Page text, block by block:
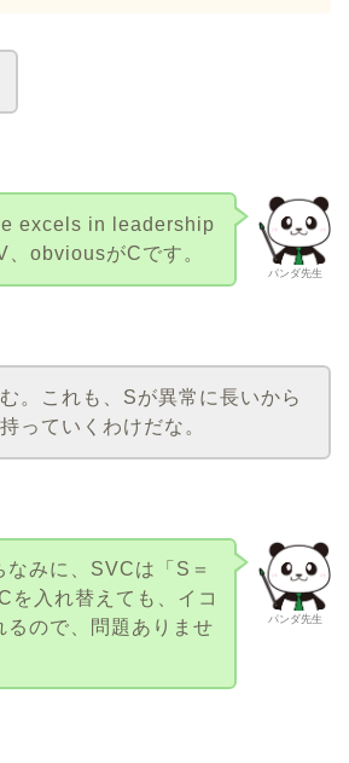
パンダ先生
excels in leadership
obviousがCです。
。これも、Sが異常に長いから
っていくわけだな。
パンダ先生
なみに、SVCは「S＝
を入れ替えても、イコ
るので、問題ありませ